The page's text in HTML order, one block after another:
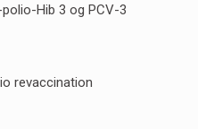
Hib 3 og PCV-3
revaccination